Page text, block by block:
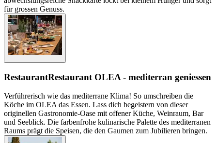
für grossen Genuss.
RestaurantRestaurant OLEA - mediterran geniessen
Verführerisch wie das mediterrane Klima! So umschreiben die
Köche im OLEA das Essen. Lass dich begeistern von dieser
originellen Gastronomie-Oase mit offener Küche, Weinraum, Bar
und Seeblick. Die farbenfrohe kulinarische Palette des mediterranen
Raums prägt die Speisen, die den Gaumen zum Jubilieren bringen.